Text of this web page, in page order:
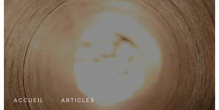
ACCUEIL · ARTICLES